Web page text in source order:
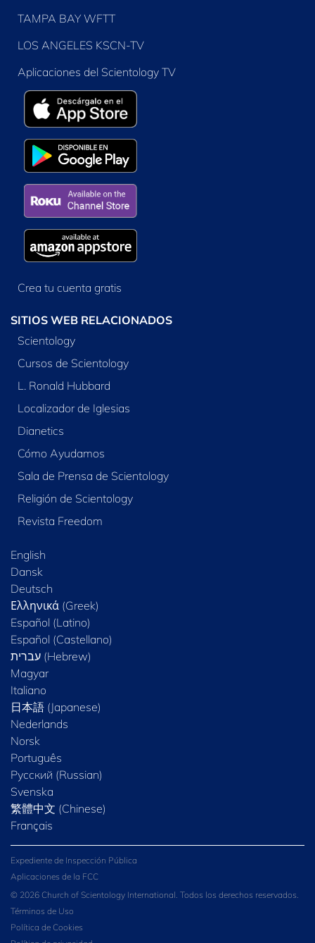
TAMPA BAY WFTT
LOS ANGELES KSCN-TV
Aplicaciones del Scientology TV
Crea tu cuenta gratis
SITIOS WEB RELACIONADOS
Scientology
Cursos de Scientology
L. Ronald Hubbard
Localizador de Iglesias
Dianetics
Cómo Ayudamos
Sala de Prensa de Scientology
Religión de Scientology
Revista Freedom
English
Dansk
Deutsch
Ελληνικά (Greek)
Español (Latino)
Español (Castellano)
Magyar
Italiano
日本語 (Japanese)
Nederlands
Norsk
Português
Русский (Russian)
Svenska
繁體中文 (Chinese)
Français
Expediente de Inspección Pública
Aplicaciones de la FCC
© 2026 Church of Scientology International. Todos los derechos reservados.
Términos de Uso
Política de Cookies